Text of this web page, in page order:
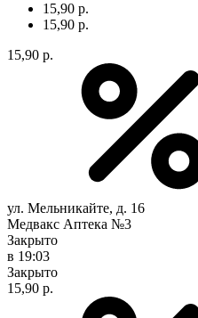
15,90 р.
15,90 р.
15,90 р.
ул. Мельникайте, д. 16
Медвакс Аптека №3
Закрыто
в 19:03
Закрыто
15,90 р.